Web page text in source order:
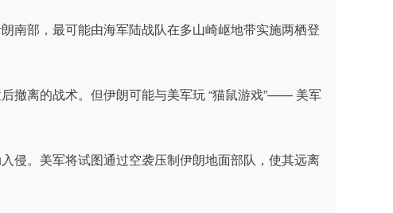
部，最可能由海军陆战队在多山崎岖地带实施两栖登
离的战术。但伊朗可能与美军玩 “猫鼠游戏”—— 美军
。美军将试图通过空袭压制伊朗地面部队，使其远离